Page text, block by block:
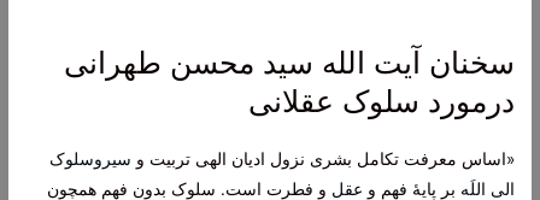
سخنان آیت الله سید محسن طهرانی
درمورد سلوک عقلانی
«اساس معرفت تکامل بشری نزول ادیان الهی تربیت و سیروسلوک
الی اللَه بر پایۀ فهم و عقل و فطرت است. سلوک بدون فهم همچون